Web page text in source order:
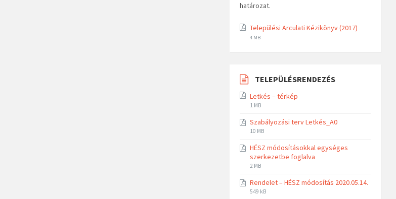
határozat.
Települési Arculati Kézikönyv (2017)
4 MB
TELEPÜLÉSRENDEZÉS
Letkés – térkép
1 MB
Szabályozási terv Letkés_A0
10 MB
HÉSZ módosításokkal egységes
szerkezetbe foglalva
2 MB
Rendelet – HÉSZ módosítás 2020.05.14.
549 kB